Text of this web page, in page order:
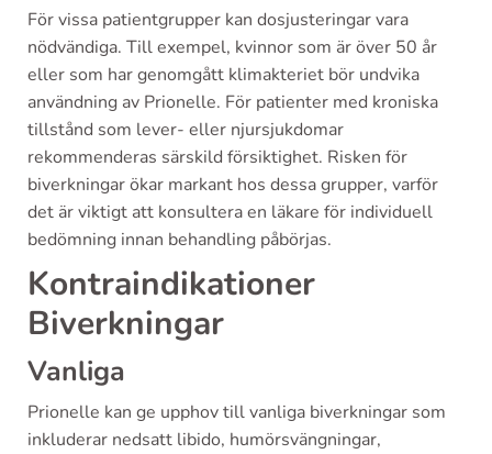
För vissa patientgrupper kan dosjusteringar vara
nödvändiga. Till exempel, kvinnor som är över 50 år
eller som har genomgått klimakteriet bör undvika
användning av Prionelle. För patienter med kroniska
tillstånd som lever- eller njursjukdomar
rekommenderas särskild försiktighet. Risken för
biverkningar ökar markant hos dessa grupper, varför
det är viktigt att konsultera en läkare för individuell
bedömning innan behandling påbörjas.
Kontraindikationer
Biverkningar
Vanliga
Prionelle kan ge upphov till vanliga biverkningar som
inkluderar nedsatt libido, humörsvängningar,